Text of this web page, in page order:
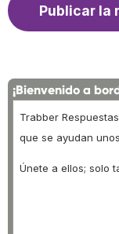
¡Bienvenido a
Trabber
que se ayudan
Únete a ellos; solo